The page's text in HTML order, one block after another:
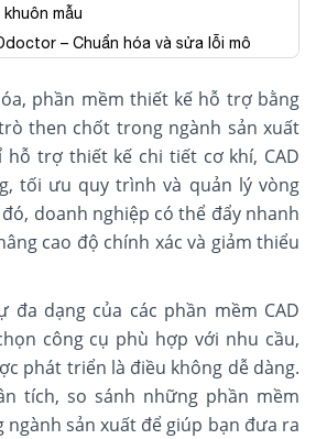
mẫu
– Chuẩn hóa và sửa lỗi mô
đúng – bước khởi đầu cho tối ưu
phần mềm thiết kế hỗ trợ bằng
then chốt trong ngành sản xuất
hỗ trợ thiết kế chi tiết cơ khí, CAD
tối ưu quy trình và quản lý vòng
doanh nghiệp có thể đẩy nhanh
cao độ chính xác và giảm thiểu
đa dạng của các phần mềm CAD
công cụ phù hợp với nhu cầu,
phát triển là điều không dễ dàng.
tích, so sánh những phần mềm
ngành sản xuất để giúp bạn đưa ra